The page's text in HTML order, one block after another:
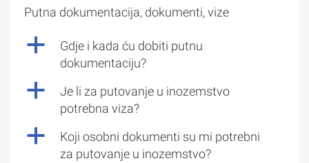
Putna dokumentacija, dokumenti, vize
a
Gdje i kada ću dobiti putnu
dokumentaciju?
a
Je li za putovanje u inozemstvo
potrebna viza?
a
Koji osobni dokumenti su mi potrebni
za putovanje u inozemstvo?